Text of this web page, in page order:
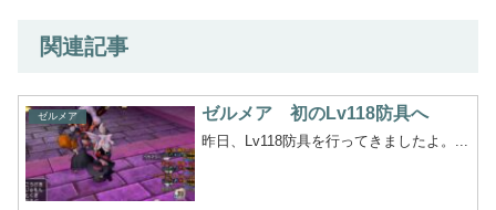
関連記事
ゼルメア ゼルメア 初のLv118防具へ
昨日、Lv118防具を行ってきましたよ。...